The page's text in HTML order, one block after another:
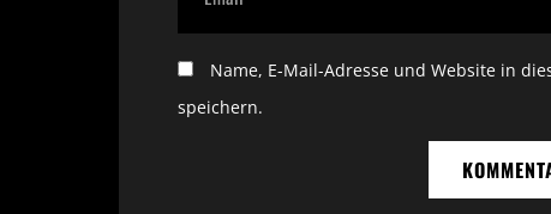
Name, E-Mail-Adresse und Website in
speichern.